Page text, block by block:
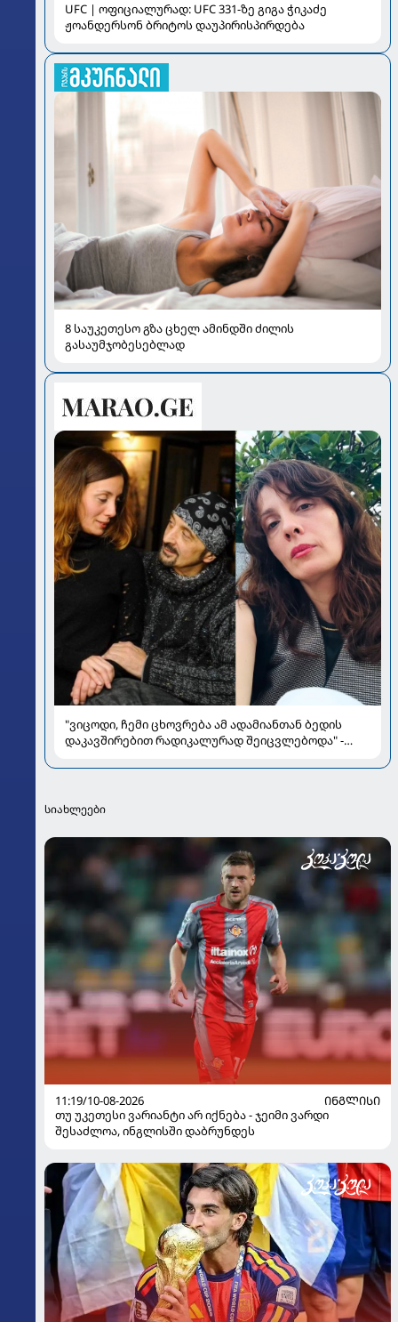
UFC | ოფიციალურად: UFC 331-ზე გიგა ჭიკაძე
ჟოანდერსონ ბრიტოს დაუპირისპირდება
8 საუკეთესო გზა ცხელ ამინდში ძილის
გასაუმჯობესებლად
"ვიცოდი, ჩემი ცხოვრება ამ ადამიანთან ბედის
დაკავშირებით რადიკალურად შეიცვლებოდა" -
ოჯახზე
სიახლეები
11:19/10-08-2026
ᲘᲜᲒᲚᲘᲡᲘ
თუ უკეთესი ვარიანტი არ იქნება - ჯეიმი ვარდი
შესაძლოა, ინგლისში დაბრუნდეს